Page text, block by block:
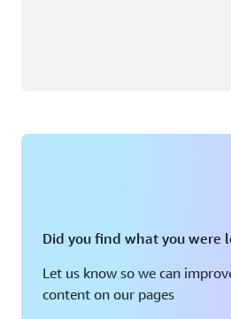
Did you find what you were
Let us know so we can
content on our pages